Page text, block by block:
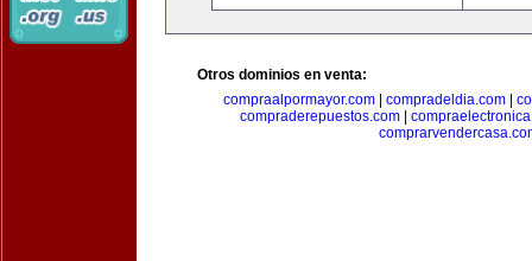
Otros dominios en venta:
compraalpormayor.com| compradeldia.com|
compraderepuestos.com|